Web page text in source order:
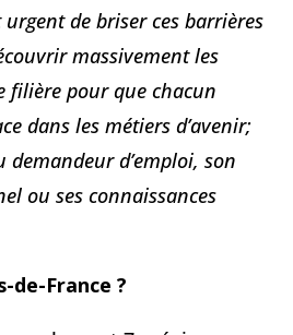
de briser ces barrières
massivement les
filière pour que chacun
dans les métiers d’avenir;
demandeur d’emploi, son
ou ses connaissances
de-France ?